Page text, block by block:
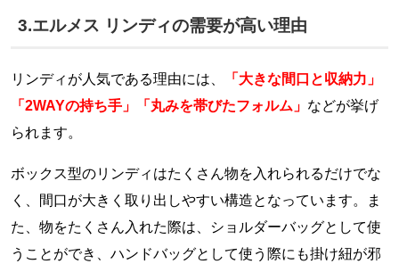
3.エルメス リンディの需要が高い理由
リンディが人気である理由には、
「大きな間口と収納力」
「2WAYの持ち手」「丸みを帯びたフォルム」 などが挙げ
られます。
ボックス型のリンディはたくさん物を入れられるだけでな
く、間口が大きく取り出しやすい構造となっています。ま
た、物をたくさん入れた際は、ショルダーバッグとして使
うことができ、ハンドバッグとして使う際にも掛け紐が邪